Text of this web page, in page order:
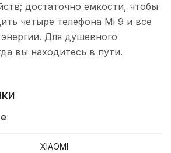
достаточно емкости, чтобы
четыре телефона Mi 9 и все
Для душевного
вы находитесь в пути.
XIAOMI